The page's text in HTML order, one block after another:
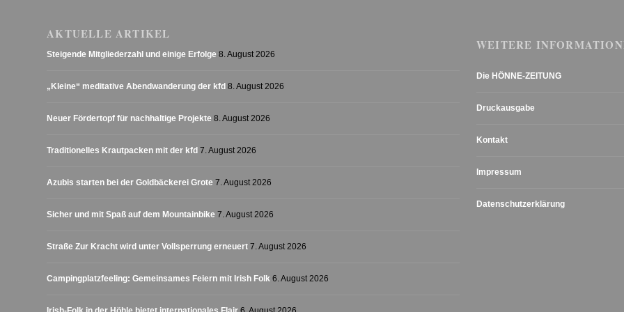
AKTUELLE ARTIKEL
Steigende Mitgliederzahl und einige Erfolge 8. August 2026
„Kleine“ meditative Abendwanderung der kfd 8. August 2026
Neuer Fördertopf für nachhaltige Projekte 8. August 2026
Traditionelles Krautpacken mit der kfd 7. August 2026
Azubis starten bei der Goldbäckerei Grote 7. August 2026
Sicher und mit Spaß auf dem Mountainbike 7. August 2026
Straße Zur Kracht wird unter Vollsperrung erneuert 7. August 2026
Campingplatzfeeling: Gemeinsames Feiern mit Irish Folk 6. August 2026
WEITERE
Die HÖNNE-ZEITUNG
Druckausgabe
Kontakt
Impressum
Datenschutzerklärung